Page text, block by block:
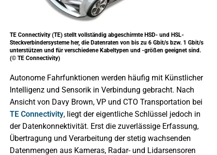
TE Connectivity (TE) stellt vollständig abgeschirmte HSD- und HSL-
Steckverbindersysteme her, die Datenraten von bis zu 6 Gbit/s bzw. 1 Gbit/s
unterstützen und für verschiedene Kabeltypen und -größen geeignet sind.
(© TE Connectivity)
Autonome Fahrfunktionen werden häufig mit Künstlicher
Intelligenz und Sensorik in Verbindung gebracht. Nach
Ansicht von Davy Brown, VP und CTO Transportation bei
TE Connectivity, liegt der eigentliche Schlüssel jedoch in
der Datenkonnektivität. Erst die zuverlässige Erfassung,
Übertragung und Verarbeitung der stetig wachsenden
Datenmengen aus Kameras, Radar- und Lidarsensoren